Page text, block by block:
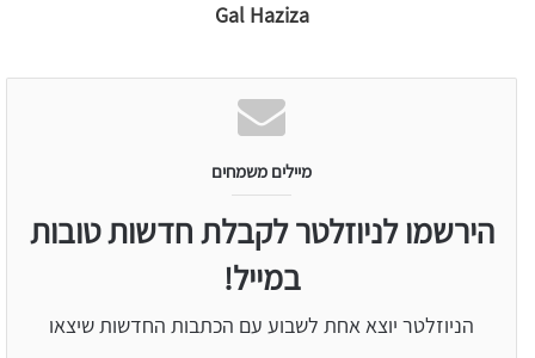
Gal Haziza
מיילים משמחים
הירשמו לניוזלטר לקבלת חדשות טובות
במייל!
הניוזלטר יוצא אחת לשבוע עם הכתבות החדשות שיצאו